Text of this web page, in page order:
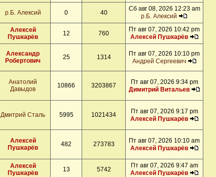
р.Б. Алексий 0 40
Сб авг 08, 2026 12:23 am
р.Б. Алексий
Алексей
Пушкарёв
12 760
Пт авг 07, 2026 10:42 pm
Алексей Пушкарёв
Александр
Робертович
25 1314
Пт авг 07, 2026 10:10 pm
Андрей Сергеевич
Анатолий
Давыдов
10866 3203867
Пт авг 07, 2026 9:34 pm
Димитрий Витальев
Дмитрий Сталь 5995 1021434
Пт авг 07, 2026 9:17 pm
Алексей Пушкарёв
Алексей
Пушкарёв
482 273783
Пт авг 07, 2026 10:10 am
Алексей Пушкарёв
Алексей
Пушкарёв
13 5742
Пт авг 07, 2026 9:47 am
Алексей Пушкарёв